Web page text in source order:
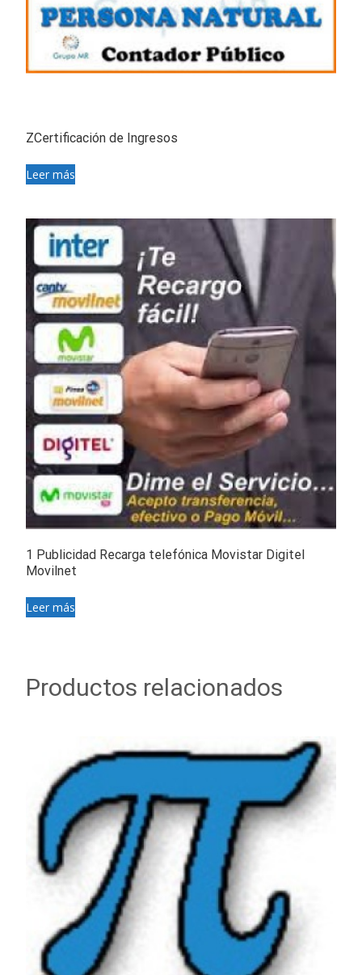
ZCertificación de Ingresos
Leer más
1 Publicidad Recarga telefónica Movistar Digitel
Movilnet
Leer más
Productos relacionados